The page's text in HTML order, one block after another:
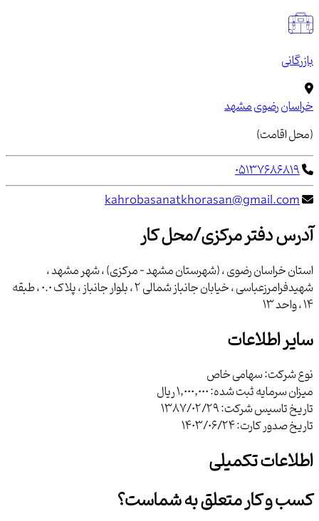
بازرگانی
خراسان رضویمشهد
(محل اقامت)
05137686819
kahrobasanatkhorasan@gmail.com
آدرس دفتر مرکزی/محل کار
استان خراسان رضوی ، (شهرستان مشهد - مرکزی) ، شهر مشهد ،
شهیدفرامرزعباسی ، خیابان جانباز شمالی 2 ، بلوار جانباز ، پلاک 0.0 ، طبقه
14 ، واحد 13
سایر اطلاعات
نوع شرکت:سهامی خاص
میزان سرمایه ثبت شده:1,000,000 ریال
تاریخ تاسیس شرکت:1387/02/29
تاریخ صدور کارت:1403/06/24
اطلاعات تکمیلی
کسب و کار متعلق به شماست؟